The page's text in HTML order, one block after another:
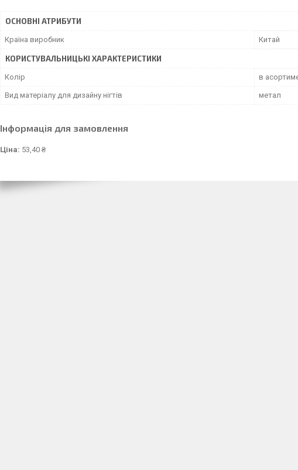
ОСНОВНІ АТРИБУТИ
Країна виробник Китай
КОРИСТУВАЛЬНИЦЬКІ ХАРАКТЕРИСТИКИ
Колір в
Вид матеріалу для дизайну нігтів метал
Інформація для замовлення
Ціна: 53,40 ₴